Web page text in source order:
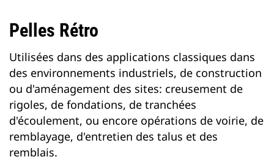
Pelles Rétro
Utilisées dans des applications classiques dans
des environnements industriels, de construction
ou d'aménagement des sites: creusement de
rigoles, de fondations, de tranchées
d'écoulement, ou encore opérations de voirie, de
remblayage, d'entretien des talus et des
remblais.